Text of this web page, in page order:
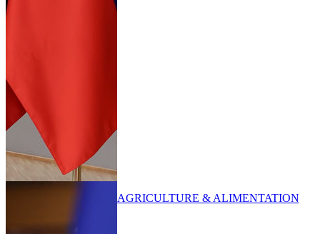
AGRICULTURE & ALIMENTATION